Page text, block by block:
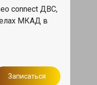
connect ДВС,
МКАД в
Записаться